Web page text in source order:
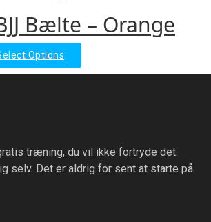
chosen
on
the
product
multiple
variants.
options
the
product
Bælte – Orange
Options
product
options
may
træning, du vil ikke fortryde det.
selv. Det er aldrig for sent at starte på